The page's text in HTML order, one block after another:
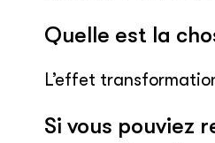
Quelle est la
L’effet
Si vous pouviez